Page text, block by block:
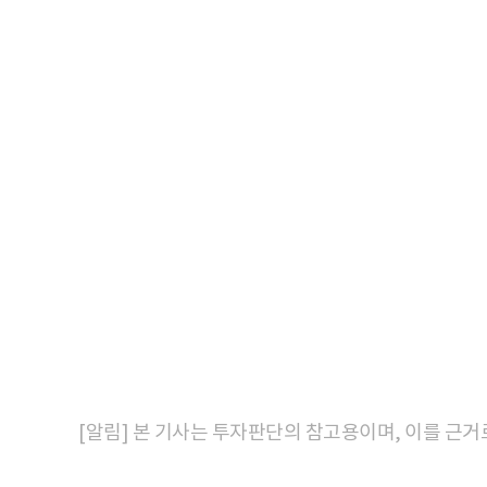
[알림] 본 기사는 투자판단의 참고용이며, 이를 근